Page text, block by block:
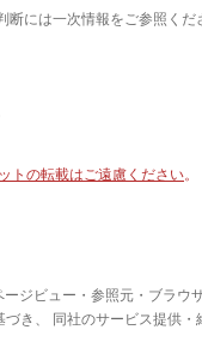
には一次情報をご参照くだ
トの転載はご遠慮ください。
ージビュー・参照元・ブラウ
き、 同社のサービス提供